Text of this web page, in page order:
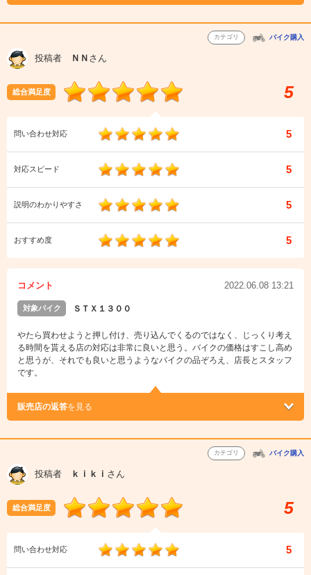
カテゴリ バイク購入
投稿者 ＮＮ さん
総合満足度 5
問い合わせ対応 5
対応スピード 5
説明のわかりやすさ 5
おすすめ度 5
コメント 2022.06.08 13:21
対象バイク ＳＴＸ１３００
やたら買わせようと押し付け、売り込んでくるのではなく、じっくり考え
る時間を貰える店の対応は非常に良いと思う。バイクの価格はすこし高め
と思うが、それでも良いと思うようなバイクの品ぞろえ、店長とスタッフ
です。
販売店の返答を見る
カテゴリ バイク購入
投稿者 ｋｉｋｉ さん
総合満足度 5
問い合わせ対応 5